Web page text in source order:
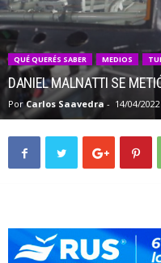
QUÉ QUERÉS SABER MEDIOS
DANIEL MALNATTI SE
Por Carlos Saavedra- 14/04/2022